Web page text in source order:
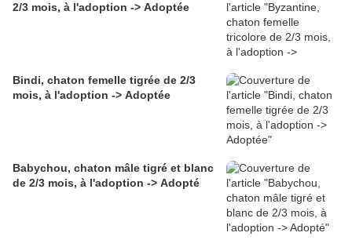
2/3 mois, à l'adoption -> Adoptée
Bindi, chaton femelle tigrée de 2/3
mois, à l'adoption -> Adoptée
Babychou, chaton mâle tigré et blanc
de 2/3 mois, à l'adoption -> Adopté